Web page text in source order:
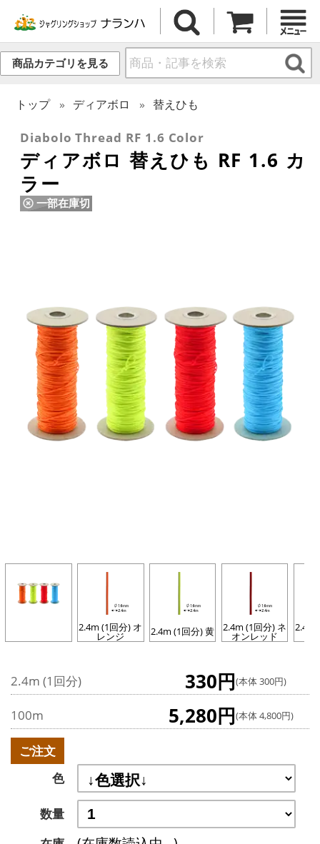
商品カテゴリを見る
トップ ディアボロ 替えひも
Diabolo Thread RF 1.6 Color
ディアボロ 替えひも RF 1.6 カ
ラー
一部在庫切
2.4m (1回分) オ
レンジ 2.4m (1回分) 黄 2.4m (1回分) ネ
オンレッド
2.4m
2.4m (1回分) 330円(本体 300円)
100m 5,280円(本体 4,800円)
ご注文
色
数量